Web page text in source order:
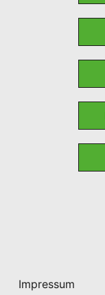
Impressum